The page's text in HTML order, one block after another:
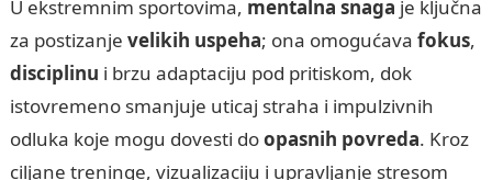
U ekstremnim sportovima, mentalna snaga je ključna
za postizanje velikih uspeha; ona omogućava fokus,
disciplinu i brzu adaptaciju pod pritiskom, dok
istovremeno smanjuje uticaj straha i impulzivnih
odluka koje mogu dovesti doopasnih povreda. Kroz
ciljane treninge, vizualizaciju i upravljanje stresom